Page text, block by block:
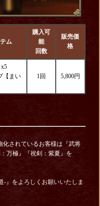
ム
購入可
能
回数
販売価
格
【まい
1回 5,800円
されているお客様は『武将
万極』『祝剣：紫夏』を
-』をよろしくお願いいたしま